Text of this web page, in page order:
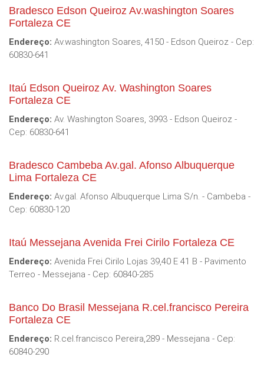
Bradesco Edson Queiroz Av.washington Soares
Fortaleza CE
Endereço: Av.washington Soares, 4150 - Edson Queiroz - Cep:
60830-641
Itaú Edson Queiroz Av. Washington Soares
Fortaleza CE
Endereço: Av. Washington Soares, 3993 - Edson Queiroz -
Cep: 60830-641
Bradesco Cambeba Av.gal. Afonso Albuquerque
Lima Fortaleza CE
Endereço: Av.gal. Afonso Albuquerque Lima S/n. - Cambeba -
Cep: 60830-120
Itaú Messejana Avenida Frei Cirilo Fortaleza CE
Endereço: Avenida Frei Cirilo Lojas 39,40 E 41 B - Pavimento
Terreo - Messejana - Cep: 60840-285
Banco Do Brasil Messejana R.cel.francisco Pereira
Fortaleza CE
Endereço: R.cel.francisco Pereira,289 - Messejana - Cep:
60840-290